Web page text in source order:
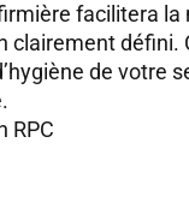
facilitera la
clairement défini.
de votre
RPC